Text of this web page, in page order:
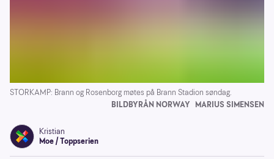
STORKAMP: Brann og Rosenborg møtes på Brann Stadion søndag.
BILDBYRÅN NORWAY MARIUS SIMENSEN
Kristian
Moe / Toppserien